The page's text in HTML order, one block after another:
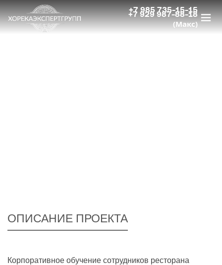
+7 985 735-15-15
+7 929 987-88-18
(Макс)
ОПИСАНИЕ ПРОЕКТА
Корпоративное обучение сотрудников ресторана